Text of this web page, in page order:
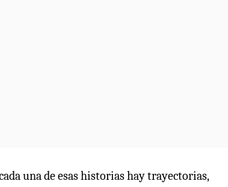
una de esas historias hay trayectorias,